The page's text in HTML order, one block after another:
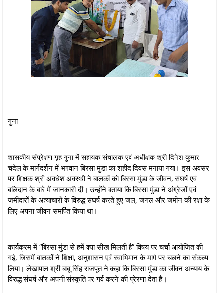
गुना
शासकीय संप्रेक्षण गृह गुना में सहायक संचालक एवं अधीक्षक श्री दिनेश कुमार
चंदेल के मार्गदर्शन में भगवान बिरसा मुंडा का शहीद दिवस मनाया गया। इस अवसर
पर शिक्षक श्री अवधेश अवस्थी ने बालकों को बिरसा मुंडा के जीवन, संघर्ष एवं
बलिदान के बारे में जानकारी दी। उन्होंने बताया कि बिरसा मुंडा ने अंग्रेजों एवं
जमींदारों के अत्याचारों के विरुद्ध संघर्ष करते हुए जल, जंगल और जमीन की रक्षा के
लिए अपना जीवन समर्पित किया था।
कार्यक्रम में “बिरसा मुंडा से हमें क्या सीख मिलती है” विषय पर चर्चा आयोजित की
गई, जिसमें बालकों ने शिक्षा, अनुशासन एवं स्वाभिमान के मार्ग पर चलने का संकल्प
लिया। लेखापाल श्री बाबू सिंह राजपूत ने कहा कि बिरसा मुंडा का जीवन अन्याय के
विरुद्ध संघर्ष और अपनी संस्कृति पर गर्व करने की प्रेरणा देता है।